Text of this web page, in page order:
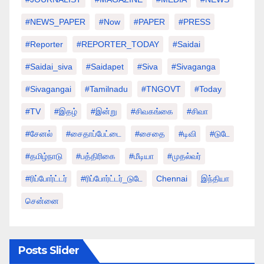
#NEWS_PAPER #Now #PAPER #PRESS
#Reporter #REPORTER_TODAY #saidai
#saidai_siva #saidapet #Siva #Sivaganga
#sivagangai #tamilnadu #TNGOVT #today
#TV #இதழ் #இன்று #சிவகங்கை #சிவா
#சேனல் #சைதாப்பேட்டை #சைதை #டிவி #டுடே
#தமிழ்நாடு #பத்திரிகை #மீடியா #முதல்வர்
#ரிப்போர்ட்டர் #ரிப்போர்ட்டர்_டுடே Chennai இந்தியா
சென்னை
Posts Slider